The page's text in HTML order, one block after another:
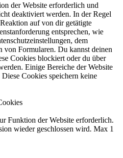
der Website erforderlich und
deaktiviert werden. In der Regel
auf von dir getätigte
entsprechen, wie
dem
von Formularen. Du kannst deinen
Cookies blockiert oder du über
Einige Bereiche der Website
Cookies speichern keine
Funktion der Website erforderlich.
wieder geschlossen wird. Max 1